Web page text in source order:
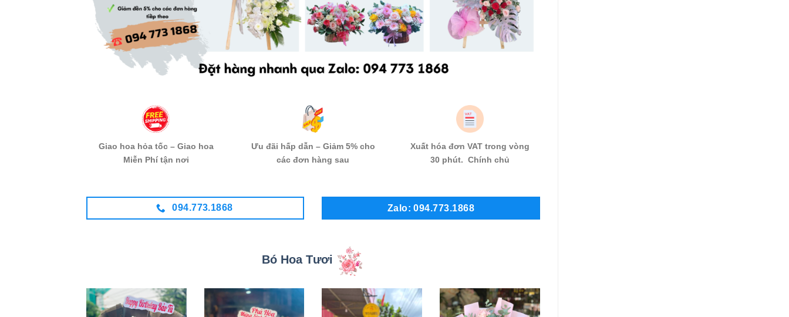
Giao hoa hỏa tốc – Giao hoa
Miễn Phí tận nơi
Ưu đãi hấp dẫn – Giảm 5% cho
các đơn hàng sau
Xuất hóa đơn VAT trong vòng
30 phút. Chính chủ
094.773.1868 Zalo: 094.773.1868
Bó Hoa Tươi